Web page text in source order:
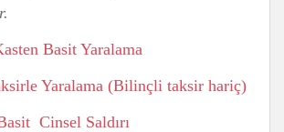
Basit Yaralama
Yaralama (Bilinçli taksir hariç)
Cinsel Saldırı